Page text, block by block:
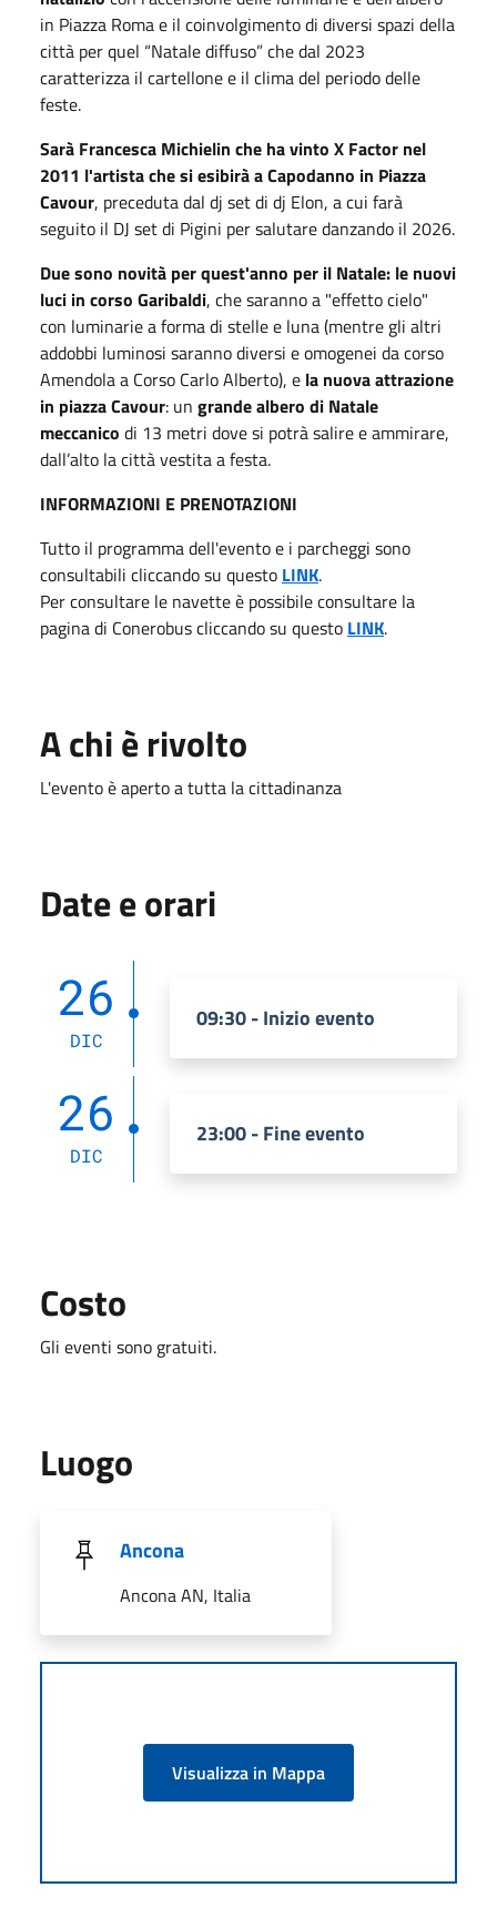
in Piazza Roma e il coinvolgimento di diversi spazi della
città per quel “Natale diffuso” che dal 2023
caratterizza il cartellone e il clima del periodo delle
feste.
Sarà Francesca Michielin che ha vinto X Factor nel
2011 l'artista che si esibirà a Capodanno in Piazza
Cavour, preceduta dal dj set di dj Elon, a cui farà
seguito il DJ set di Pigini per salutare danzando il 2026.
Due sono novità per quest'anno per il Natale: le nuovi
luci in corso Garibaldi, che saranno a "effetto cielo"
con luminarie a forma di stelle e luna (mentre gli altri
addobbi luminosi saranno diversi e omogenei da corso
Amendola a Corso Carlo Alberto), e la nuova attrazione
in piazza Cavour: un grande albero di Natale
meccanico di 13 metri dove si potrà salire e ammirare,
dall’alto la città vestita a festa.
INFORMAZIONI E PRENOTAZIONI
Tutto il programma dell'evento e i parcheggi sono
consultabili cliccando su questo LINK.
Per consultare le navette è possibile consultare la
pagina di Conerobus cliccando su questo LINK.
A chi è rivolto
L'evento è aperto a tutta la cittadinanza
Date e orari
26
DIC
09:30 - Inizio evento
26
DIC
23:00 - Fine evento
Costo
Gli eventi sono gratuiti.
Luogo
Ancona
Ancona AN, Italia
Visualizza in Mappa